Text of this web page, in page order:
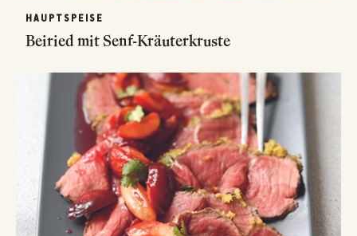
HAUPTSPEISE
Beiried mit Senf-Kräuterkruste